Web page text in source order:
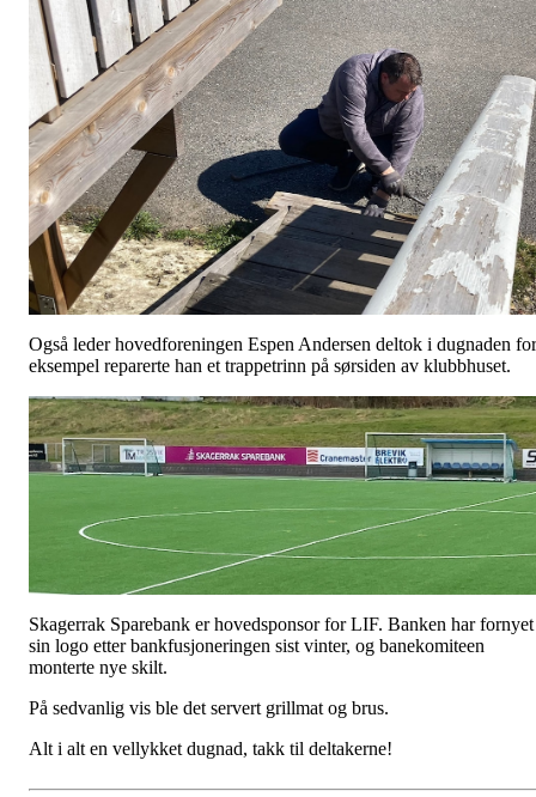
Også leder hovedforeningen Espen Andersen deltok i dugnaden for
eksempel reparerte han et trappetrinn på sørsiden av klubbhuset.
Skagerrak Sparebank er hovedsponsor for LIF. Banken har fornyet
sin logo etter bankfusjoneringen sist vinter, og banekomiteen
monterte nye skilt.
På sedvanlig vis ble det servert grillmat og brus.
Alt i alt en vellykket dugnad, takk til deltakerne!